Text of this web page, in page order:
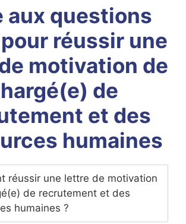
aux questions
pour réussir une
motivation de
de
et des
humaines
réussir une lettre de motivation
de recrutement et des
humaines ?